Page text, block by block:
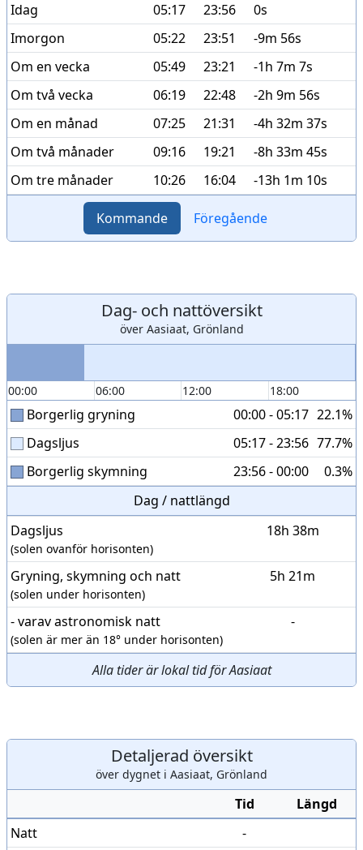
Idag
05:17 23:56
0s
Imorgon
05:22 23:51
-9m 56s
Om en vecka
05:49 23:21
-1h 7m 7s
Om två vecka
06:19 22:48
-2h 9m 56s
Om en månad
07:25 21:31
-4h 32m 37s
Om två månader
09:16 19:21
-8h 33m 45s
Om tre månader
10:26 16:04 -13h 1m 10s
Kommande Föregående
Dag- och nattöversikt
över Aasiaat, Grönland
00:00 06:00 12:00 18:00
Borgerlig gryning 00:00 - 05:17 22.1%
Dagsljus
05:17 - 23:56 77.7%
Borgerlig skymning
23:56 - 00:00
0.3%
Dag / nattlängd
Dagsljus
(solen ovanför horisonten)
18h 38m
Gryning, skymning och natt
(solen under horisonten)
5h 21m
- varav astronomisk natt
(solen är mer än 18° under horisonten)
-
Alla tider är lokal tid för Aasiaat
Detaljerad översikt
över dygnet i Aasiaat, Grönland
Tid
Längd
Natt
-